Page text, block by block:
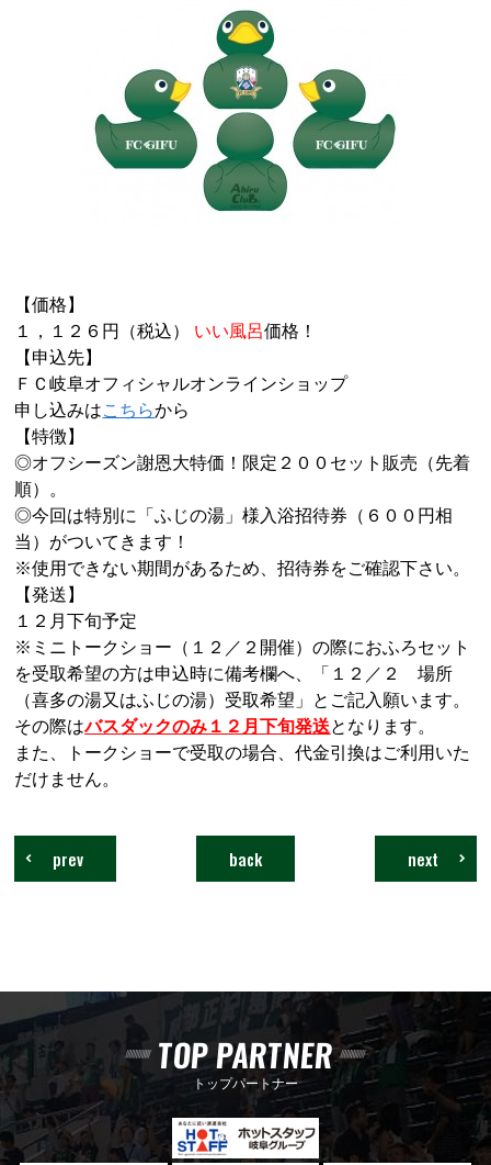
【価格】
１，１２６円（税込） いい風呂価格！
【申込先】
ＦＣ岐阜オフィシャルオンラインショップ
申し込みはこちらから
【特徴】
◎オフシーズン謝恩大特価！限定２００セット販売（先着
順）。
◎今回は特別に「ふじの湯」様入浴招待券（６００円相
当）がついてきます！
※使用できない期間があるため、招待券をご確認下さい。
【発送】
１２月下旬予定
※ミニトークショー（１２／２開催）の際におふろセット
を受取希望の方は申込時に備考欄へ、「１２／２ 場所
（喜多の湯又はふじの湯）受取希望」とご記入願います。
その際はバスダックのみ１２月下旬発送となります。
また、トークショーで受取の場合、代金引換はご利用いた
だけません。
next
back
prev
TOP PARTNER
トップパートナー